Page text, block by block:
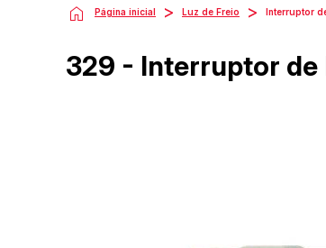
Página inicial > Luz de Freio > Interruptor
329 - Interruptor de